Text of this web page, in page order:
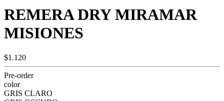
REMERA DRY MIRAMAR
MISIONES
$1.120
Pre-order
color
GRIS CLARO